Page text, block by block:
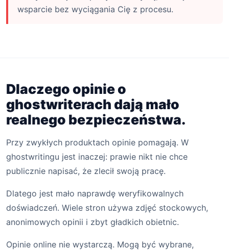
wsparcie bez wyciągania Cię z procesu.
Dlaczego opinie o
ghostwriterach dają mało
realnego bezpieczeństwa.
Przy zwykłych produktach opinie pomagają. W
ghostwritingu jest inaczej: prawie nikt nie chce
publicznie napisać, że zlecił swoją pracę.
Dlatego jest mało naprawdę weryfikowalnych
doświadczeń. Wiele stron używa zdjęć stockowych,
anonimowych opinii i zbyt gładkich obietnic.
Opinie online nie wystarczą. Mogą być wybrane,